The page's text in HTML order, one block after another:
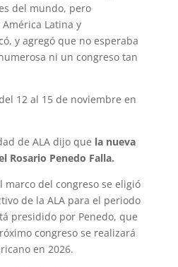
del mundo, pero
Latina y
y agregó que no esperaba
ni un congreso tan
12 al 15 de noviembre en
de ALA dijo que la nueva
Rosario Penedo Falla.
marco del congreso se eligió
de la ALA para el periodo
presidido por Penedo, que
congreso se realizará
en 2026.